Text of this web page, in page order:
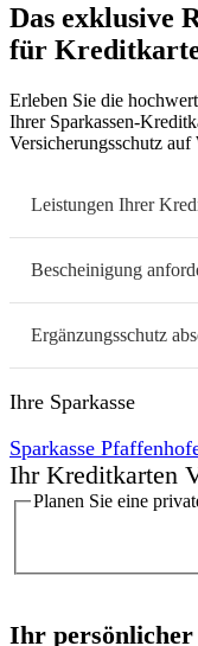
Das exklusive
für
Erleben Sie die
Ihrer Sparkassen-
Versicherungsschutz
Leistungen Ihrer
Bescheinigung
Ergänzungsschutz
Ihre Sparkasse
Sparkasse
Ihr Kreditkarten
Ihr